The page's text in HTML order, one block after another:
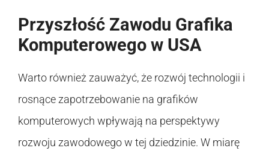
Przyszłość Zawodu Grafika
Komputerowego w USA
Warto również zauważyć, że rozwój technologii i
rosnące zapotrzebowanie na grafików
komputerowych wpływają na perspektywy
rozwoju zawodowego w tej dziedzinie. W miarę